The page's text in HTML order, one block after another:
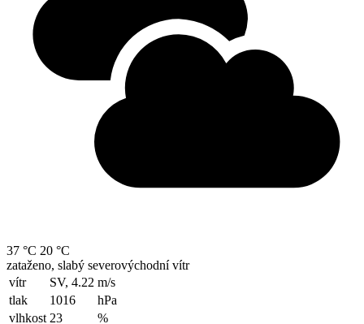
37 °C 20 °C
zataženo, slabý severovýchodní vítr
vítr
SV, 4.22 m/s
tlak
1016
hPa
vlhkost 23
%